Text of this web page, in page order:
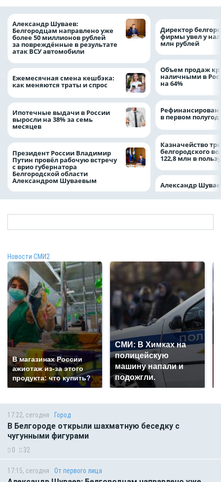
Александр Шуваев:
Белгородцам направлено уже
более 50 миллионов рублей
за повреждённые в результате
атак ВСУ автомобили
Ежемесячная смена кешбэка:
как меняются траты и спрос
Ипотечные выдачи в России
выросли на 38% за семь
месяцев
Президент России Владимир
Путин провёл рабочую встречу
с врио губернатора
Белгородской области
Александром Шуваевым
Директор
фирмы увел у
млн рублей
Объем продаж
наличными в
на 64%
в первом
Казначейство
белгородского
122,8 млн в
Александр
Новости СМИ2
В магазинах России
ажиотаж из-за этого
продукта: что купить?
СМИ: В Химках на
полицейскую
машину напали и
подожгли.
17:22, сегодня Город
В Белгороде открыли шахматную беседку с
чугунными фигурами
0 32
17:15, сегодня От первого лица